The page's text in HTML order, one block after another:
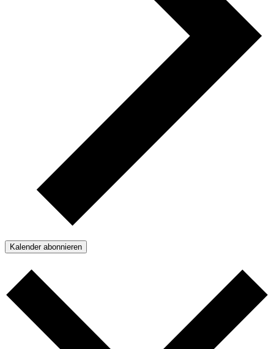
Kalender abonnieren